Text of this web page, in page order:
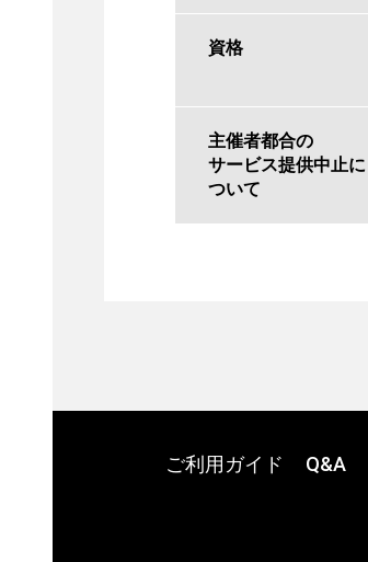
資格
主催者都合の
サービス提供中止に
ついて
ご利用ガイド Q&A